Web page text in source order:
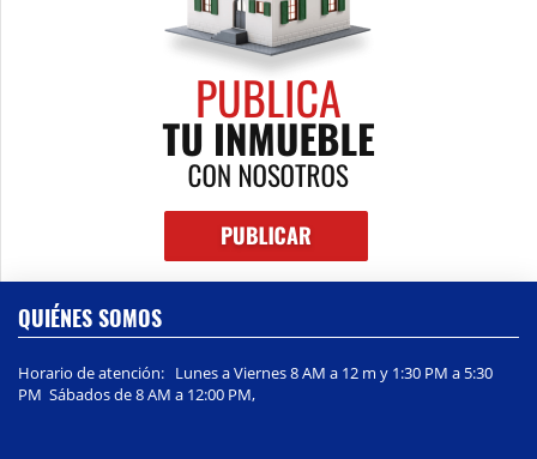
QUIÉNES SOMOS
Horario de atención: Lunes a Viernes 8 AM a 12 m y 1:30 PM a 5:30
PM Sábados de 8 AM a 12:00 PM,